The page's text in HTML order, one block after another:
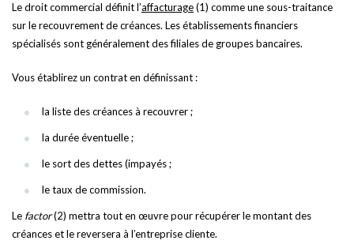
Le droit commercial définit l’affacturage(1) comme une sous-traitance
sur le recouvrement de créances. Les établissements financiers
spécialisés sont généralement des filiales de groupes bancaires.
Vous établirez un contrat en définissant :
la liste des créances à recouvrer ;
la durée éventuelle ;
le sort des dettes (impayés ;
le taux de commission.
Le factor(2) mettra tout en œuvre pour récupérer le montant des
créances et le reversera à l’entreprise cliente.